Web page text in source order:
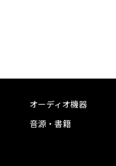
オーディオ機器
音源・書籍